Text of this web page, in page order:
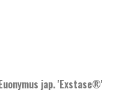
jap. 'Exstase®'